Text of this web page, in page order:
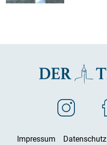
Impressum Datenschutz